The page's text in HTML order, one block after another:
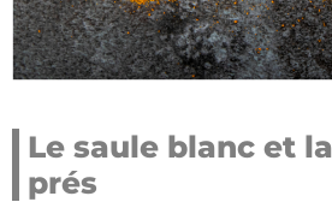
Le saule blanc et
prés